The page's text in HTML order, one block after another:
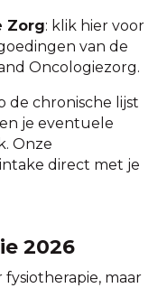
Zorg: klik hier voor
van de
Oncologiezorg.
de chronische lijst
je eventuele
Onze
direct met je
2026
maar